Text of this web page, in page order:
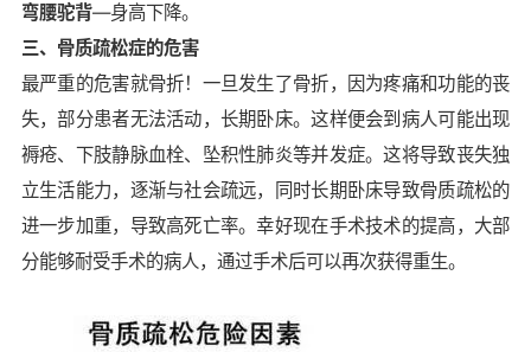
弯腰驼背—身高下降。
三、骨质疏松症的危害
最严重的危害就骨折！一旦发生了骨折，因为疼痛和功能的丧
失，部分患者无法活动，长期卧床。这样便会到病人可能出现
褥疮、下肢静脉血栓、坠积性肺炎等并发症。这将导致丧失独
立生活能力，逐渐与社会疏远，同时长期卧床导致骨质疏松的
进一步加重，导致高死亡率。幸好现在手术技术的提高，大部
分能够耐受手术的病人，通过手术后可以再次获得重生。